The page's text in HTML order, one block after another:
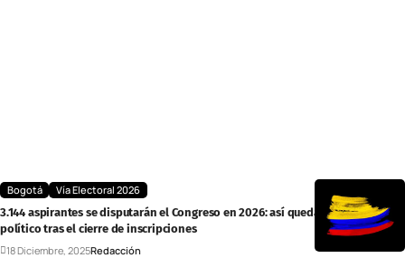
Bogotá
Vía Electoral 2026
3.144 aspirantes se disputarán el Congreso en 2026: así queda el mapa
político tras el cierre de inscripciones
18 Diciembre, 2025Redacción